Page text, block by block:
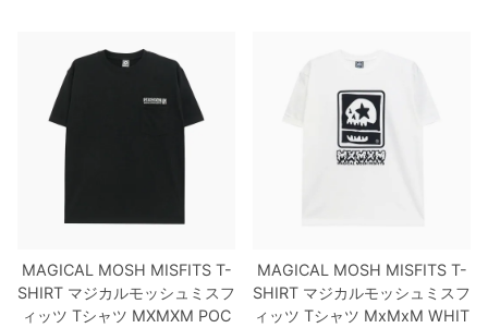
MAGICAL MOSH MISFITS T-
SHIRT マジカルモッシュミスフ
ィッツ Tシャツ MXMXM POC
MAGICAL MOSH MISFITS T-
SHIRT マジカルモッシュミスフ
ィッツ Tシャツ MxMxM WHIT
8.4inch
8.5inch
8.6inch
8.7inch
8.8inch
8.5inch
8.6inch
8.7inch
8.8inch
8.9inch
64mm
65mm
70mm
72mm
75mm
スケートケース・バッグ
メディア（雑誌・DVD・CD）
27.5cm
28cm
28.5cm
29cm
29.5cm
ソックス
アンダーウエア